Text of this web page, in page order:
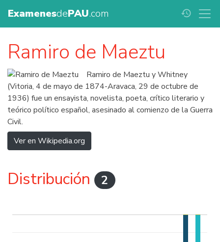
ExamenesdePAU.com history
Ramiro de Maeztu
Ramiro de Maeztu y Whitney
(Vitoria, 4 de mayo de 1874-Aravaca, 29 de octubre de
1936) fue un ensayista, novelista, poeta, crítico literario y
teórico político español, asesinado al comienzo de la Guerra
Civil.
Ver en Wikipedia.org
Distribución 2